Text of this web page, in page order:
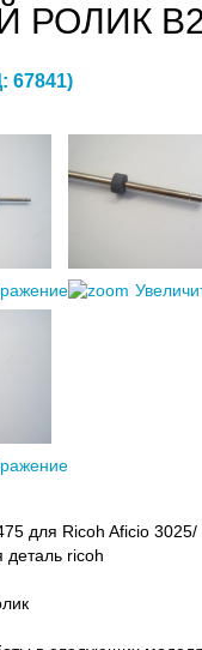
67841)
для Ricoh Aficio 3025/
деталь ricoh